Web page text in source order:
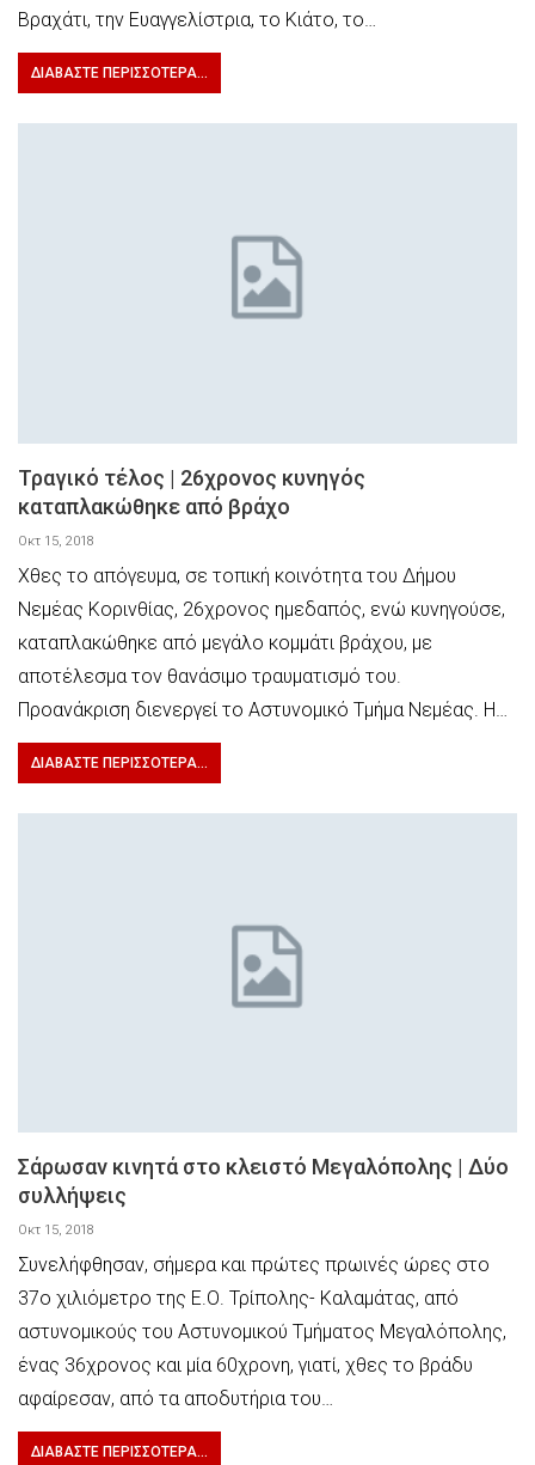
Βραχάτι, την Ευαγγελίστρια, το Κιάτο, το…
ΔΙΑΒΆΣΤΕ ΠΕΡΙΣΣΌΤΕΡΑ...
Τραγικό τέλος | 26χρονος κυνηγός
καταπλακώθηκε από βράχο
Οκτ 15, 2018
Χθες το απόγευμα, σε τοπική κοινότητα του Δήμου
Νεμέας Κορινθίας, 26χρονος ημεδαπός, ενώ κυνηγούσε,
καταπλακώθηκε από μεγάλο κομμάτι βράχου, με
αποτέλεσμα τον θανάσιμο τραυματισμό του.
Προανάκριση διενεργεί το Αστυνομικό Τμήμα Νεμέας. Η…
ΔΙΑΒΆΣΤΕ ΠΕΡΙΣΣΌΤΕΡΑ...
Σάρωσαν κινητά στο κλειστό Μεγαλόπολης | Δύο
συλλήψεις
Οκτ 15, 2018
Συνελήφθησαν, σήμερα και πρώτες πρωινές ώρες στο
37ο χιλιόμετρο της Ε.Ο. Τρίπολης- Καλαμάτας, από
αστυνομικούς του Αστυνομικού Τμήματος Μεγαλόπολης,
ένας 36χρονος και μία 60χρονη, γιατί, χθες το βράδυ
αφαίρεσαν, από τα αποδυτήρια του…
ΔΙΑΒΆΣΤΕ ΠΕΡΙΣΣΌΤΕΡΑ...